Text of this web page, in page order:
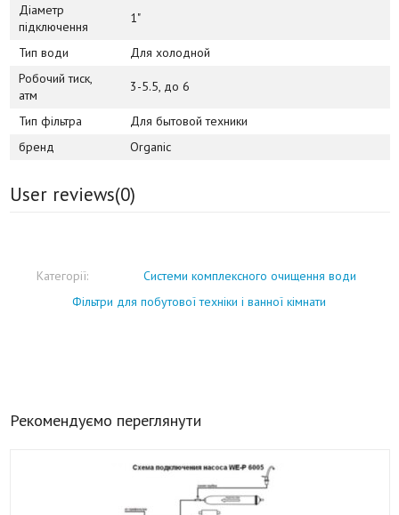
Діаметр
підключення
1"
Тип води
Для холодной
Робочий тиск,
атм
3-5.5, до 6
Тип фільтра
Для бытовой техники
бренд
Organic
User reviews(0)
Категорії:
Системи комплексного очищення води
Фільтри для побутової техніки і ванної кімнати
Рекомендуємо переглянути